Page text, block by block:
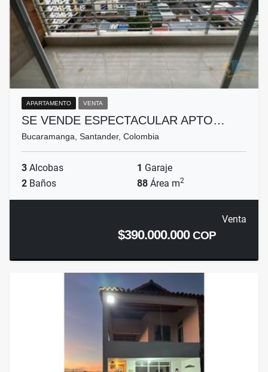
APARTAMENTO VENTA
SE VENDE ESPECTACULAR APTO…
Bucaramanga, Santander, Colombia
3 Alcobas 1 Garaje
2 Baños 88 Área m2
Venta
$390.000.000COP